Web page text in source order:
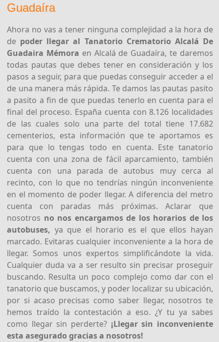
Guadaíra
Ahora no vas a tener ninguna complejidad a la hora de
de poder llegar al Tanatorio Crematorio Alcalá De
Guadaira Mémora en Alcalá de Guadaíra, te daremos
todas pautas que debes tener en consideración y los
pasos a seguir, para que puedas conseguir acceder a el
de una manera más rápida. Te damos las pautas pasito
a pasito a fin de que puedas tenerlo en cuenta para el
final del proceso. España cuenta con 8.126 localidades
de las cuales solo una parte del total tiene 17.682
cementerios, esta información que te aportamos es
para que lo tengas todo en cuenta. Este tanatorio
cuenta con una zona de fácil aparcamiento, también
cuenta con una parada de autobus muy cerca al
recinto, con lo que no tendrías ningún inconveniente
en el momento de poder llegar. A diferencia del metro
cuenta con paradas más próximas. Aclarar que
nosotros no nos encargamos de los horarios de los
autobuses, ya que el horario es el que ellos hayan
marcado. Evitaras cualquier inconveniente a la hora de
llegar. Somos unos expertos simplificándote la vida.
Cualquier duda va a ser resulto sin precisar proseguir
buscando. Resulta un poco complejo como dar con el
tanatorio que buscamos, y poder localizar su ubicación,
por si acaso precisas como saber llegar, nosotros te
hemos traído la contestación a eso. ¿Y tu ya sabes
como llegar sin perderte? ¡Llegar sin inconveniente
esta asegurado gracias a nosotros!